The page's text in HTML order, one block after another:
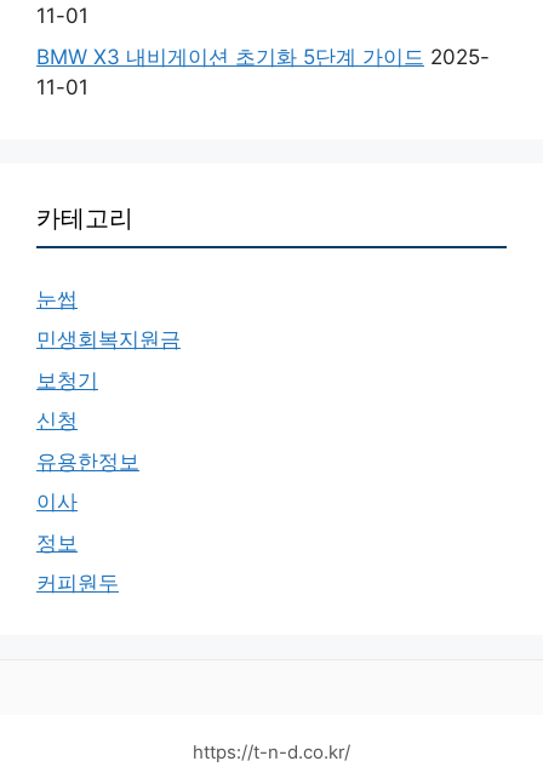
11-01
BMW X3 내비게이션 초기화 5단계 가이드 2025-
11-01
카테고리
눈썹
민생회복지원금
보청기
신청
유용한정보
이사
정보
커피원두
https://t-n-d.co.kr/